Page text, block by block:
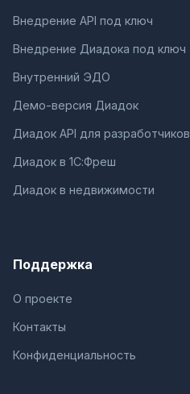
Внедрение API под ключ
Внедрение Диадока под ключ
Внутренний ЭДО
Демо-версия Диадок
Диадок API для разработчиков
Диадок в 1С:Фреш
Диадок в недвижимости
Поддержка
О проекте
Контакты
Конфиденциальность